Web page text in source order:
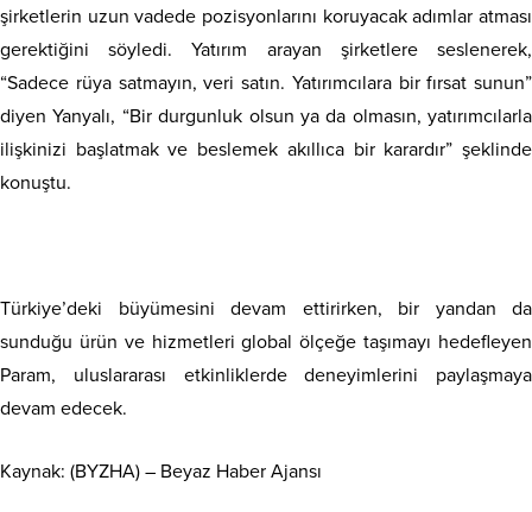
şirketlerin uzun vadede pozisyonlarını koruyacak adımlar atması
gerektiğini söyledi. Yatırım arayan şirketlere seslenerek,
“Sadece rüya satmayın, veri satın. Yatırımcılara bir fırsat sunun”
diyen Yanyalı, “Bir durgunluk olsun ya da olmasın, yatırımcılarla
ilişkinizi başlatmak ve beslemek akıllıca bir karardır” şeklinde
konuştu.
Türkiye’deki büyümesini devam ettirirken, bir yandan da
sunduğu ürün ve hizmetleri global ölçeğe taşımayı hedefleyen
Param, uluslararası etkinliklerde deneyimlerini paylaşmaya
devam edecek.
Kaynak: (BYZHA) – Beyaz Haber Ajansı